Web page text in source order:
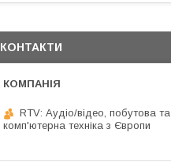
КОНТАКТИ
RTV: Аудіо/відео, побутова та
комп'ютерна техніка з Європи